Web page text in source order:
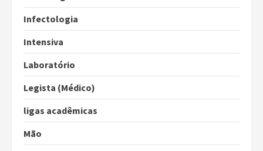
Infectologia
Intensiva
Laboratório
Legista (Médico)
ligas acadêmicas
Mão